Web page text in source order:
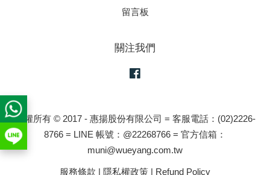
留言板
關注我們
版權所有 © 2017 - 惠揚股份有限公司 = 客服電話：(02)2226-
8766 = LINE 帳號：@22268766 = 官方信箱：
muni@wueyang.com.tw
服務條款 | 隱私權政策 | Refund Policy